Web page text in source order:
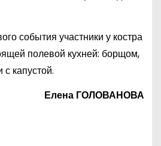
события участники у костра
полевой кухней: борщом,
капустой.
Елена ГОЛОВАНОВА